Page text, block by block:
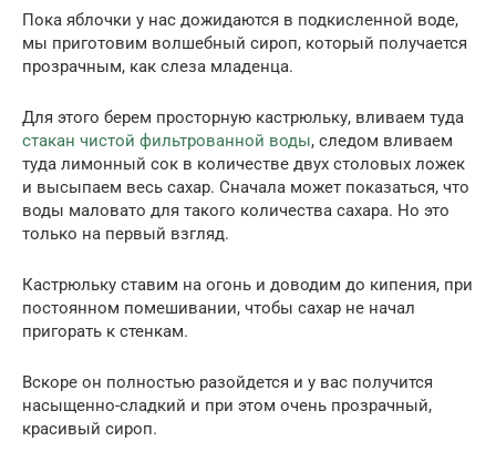
Пока яблочки у нас дожидаются в подкисленной воде,
мы приготовим волшебный сироп, который получается
прозрачным, как слеза младенца.
Для этого берем просторную кастрюльку, вливаем туда
стакан чистой фильтрованной воды, следом вливаем
туда лимонный сок в количестве двух столовых ложек
и высыпаем весь сахар. Сначала может показаться, что
воды маловато для такого количества сахара. Но это
только на первый взгляд.
Кастрюльку ставим на огонь и доводим до кипения, при
постоянном помешивании, чтобы сахар не начал
пригорать к стенкам.
Вскоре он полностью разойдется и у вас получится
насыщенно-сладкий и при этом очень прозрачный,
красивый сироп.